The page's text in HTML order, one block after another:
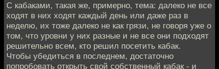
С кабаками, такая же, примерно, тема: далеко не все
ходят в них ходят каждый день или даже раз в
неделю, их тоже далеко не как грязи, не говоря уже о
том, что уровни у них разные и не все они подходят
решительно всем, кто решил посетить кабак.
Чтобы убедиться в последнем, достаточно
попробовать открыть свой собственный кабак - и